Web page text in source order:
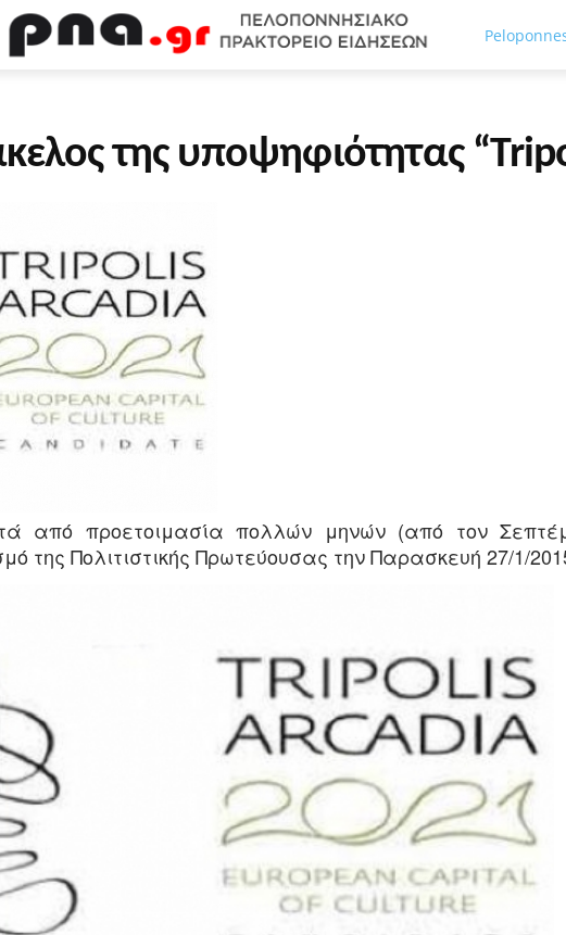
TV ΟΙΚΟΝΟΜΙΑ ΠΟΛΙΤΙΣΜΟΣ ΚΟΙΝΩΝΙΑ
της υποψηφιότητας
από προετοιμασία πολλών μηνών (από τον
της Πολιτιστικής Πρωτεύουσας την Παρασκευή 27/1/